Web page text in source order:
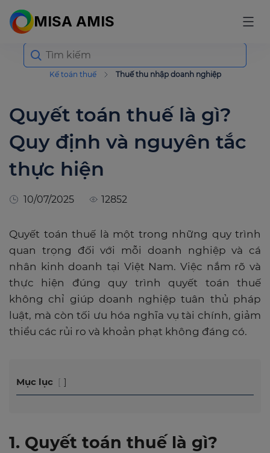
MISA AMIS
Kế toán thuế Thuế thu nhập doanh nghiệp
Search
for:
Quyết toán thuế là gì?
Quy định và nguyên tắc
thực hiện
10/07/2025 12852
Quyết toán thuế là một trong những quy trình
quan trọng đối với mỗi doanh nghiệp và cá
nhân kinh doanh tại Việt Nam. Việc nắm rõ và
thực hiện đúng quy trình quyết toán thuế
không chỉ giúp doanh nghiệp tuân thủ pháp
luật, mà còn tối ưu hóa nghĩa vụ tài chính, giảm
thiểu các rủi ro và khoản phạt không đáng có.
Mục lục
1. Quyết toán thuế là gì?